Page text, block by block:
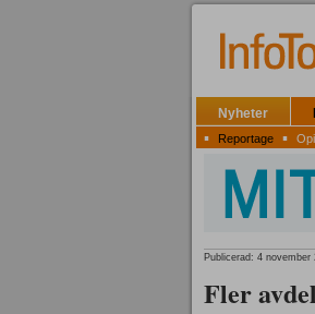
Nyheter
▪ Reportage ▪
Publicerad: 4 november
Fler